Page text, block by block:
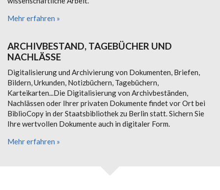
Mehr erfahren »
ARCHIVBESTAND, TAGEBÜCHER UND
NACHLÄSSE
Digitalisierung und Archivierung von Dokumenten, Briefen,
Bildern, Urkunden, Notizbüchern, Tagebüchern,
Karteikarten...Die Digitalisierung von Archivbeständen,
Nachlässen oder Ihrer privaten Dokumente findet vor Ort bei
BiblioCopy in der Staatsbibliothek zu Berlin statt. Sichern Sie
Ihre wertvollen Dokumente auch in digitaler Form.
Mehr erfahren »